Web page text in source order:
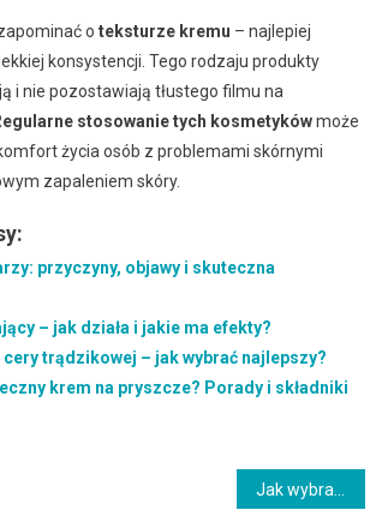
o teksturze kremu – najlepiej
konsystencji. Tego rodzaju produkty
i nie pozostawiają tłustego filmu na
stosowanie tych kosmetykówmoże
życia osób z problemami skórnymi
zapaleniem skóry.
przyczyny, objawy i skuteczna
– jak działa i jakie ma efekty?
cery trądzikowej – jak wybrać najlepszy?
krem na pryszcze? Porady i składniki